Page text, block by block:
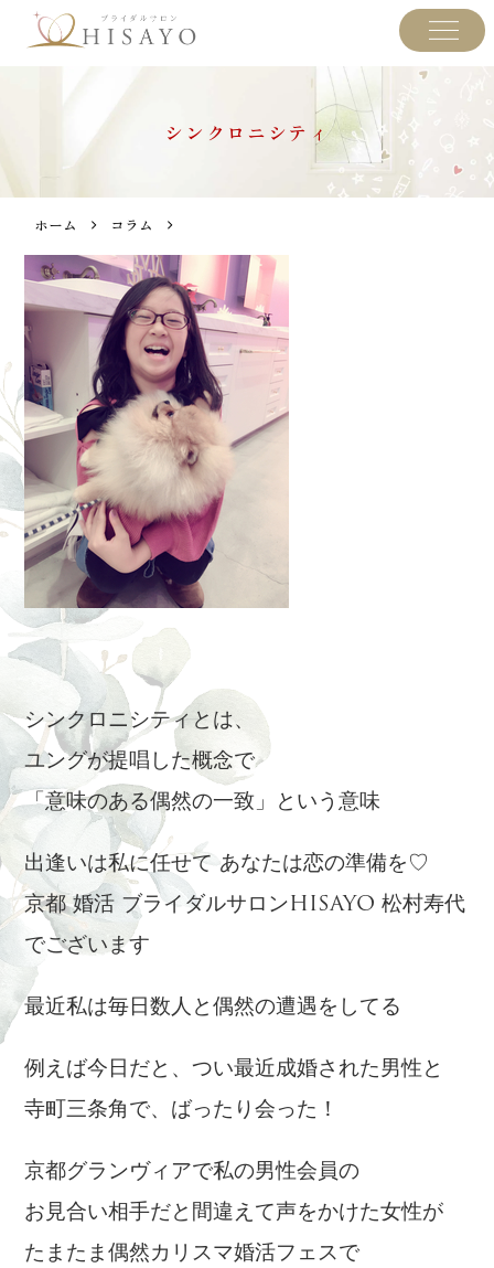
シンクロニシティ
ホーム コラム
シンクロニシティとは、
ユングが提唱した概念で
「意味のある偶然の一致」という意味
出逢いは私に任せて あなたは恋の準備を♡
京都 婚活 ブライダルサロンHISAYO 松村寿代
でございます
最近私は毎日数人と偶然の遭遇をしてる
例えば今日だと、つい最近成婚された男性と
寺町三条角で、ばったり会った！
京都グランヴィアで私の男性会員の
お見合い相手だと間違えて声をかけた女性が
たまたま偶然カリスマ婚活フェスで